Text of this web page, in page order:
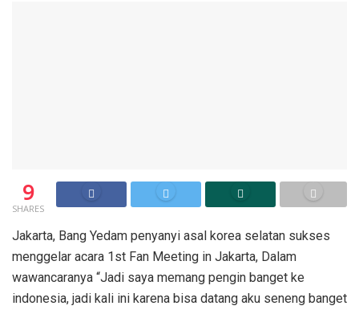
9
SHARES
Jakarta, Bang Yedam penyanyi asal korea selatan sukses
menggelar acara 1st Fan Meeting in Jakarta, Dalam
wawancaranya “Jadi saya memang pengin banget ke
indonesia, jadi kali ini karena bisa datang aku seneng banget